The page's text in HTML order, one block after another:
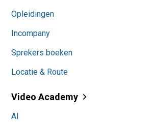
Opleidingen
Incompany
Sprekers boeken
Locatie & Route
Video Academy
AI